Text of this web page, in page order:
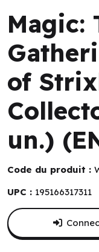
Magic:
of
un.)
Code du produit :
UPC : 195166317311